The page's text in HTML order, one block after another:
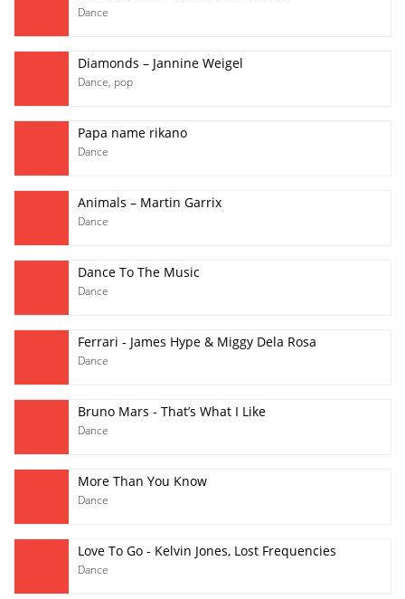
Dance
Diamonds – Jannine Weigel
Dance, pop
Papa name rikano
Dance
Animals – Martin Garrix
Dance
Dance To The Music
Dance
Ferrari - James Hype & Miggy Dela Rosa
Dance
Bruno Mars - That’s What I Like
Dance
More Than You Know
Dance
Love To Go - Kelvin Jones, Lost Frequencies
Dance